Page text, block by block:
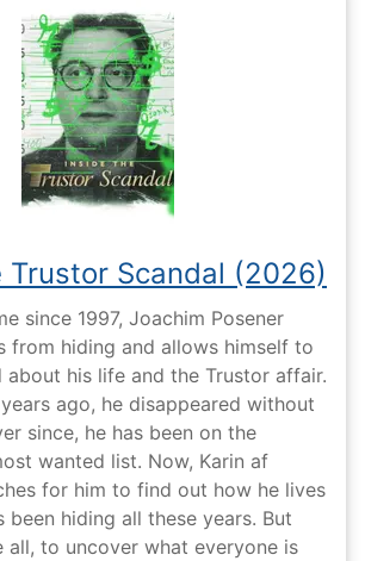
Trustor Scandal (2026)
since 1997, Joachim Posener
from hiding and allows himself to
about his life and the Trustor affair.
ago, he disappeared without
since, he has been on the
wanted list. Now, Karin af
for him to find out how he lives
been hiding all these years. But
all, to uncover what everyone is